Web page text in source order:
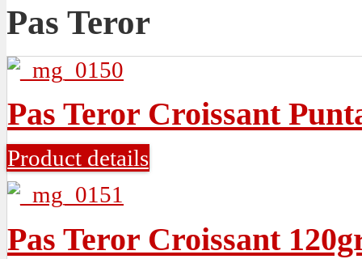
Pas Teror
Pas Teror Croissant
Product details
Pas Teror Croissant